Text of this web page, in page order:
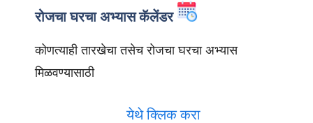
रोजचा घरचा अभ्यास कॅलेंडर
कोणत्याही तारखेचा तसेच रोजचा घरचा अभ्यास
मिळवण्यासाठी
येथे क्लिक करा